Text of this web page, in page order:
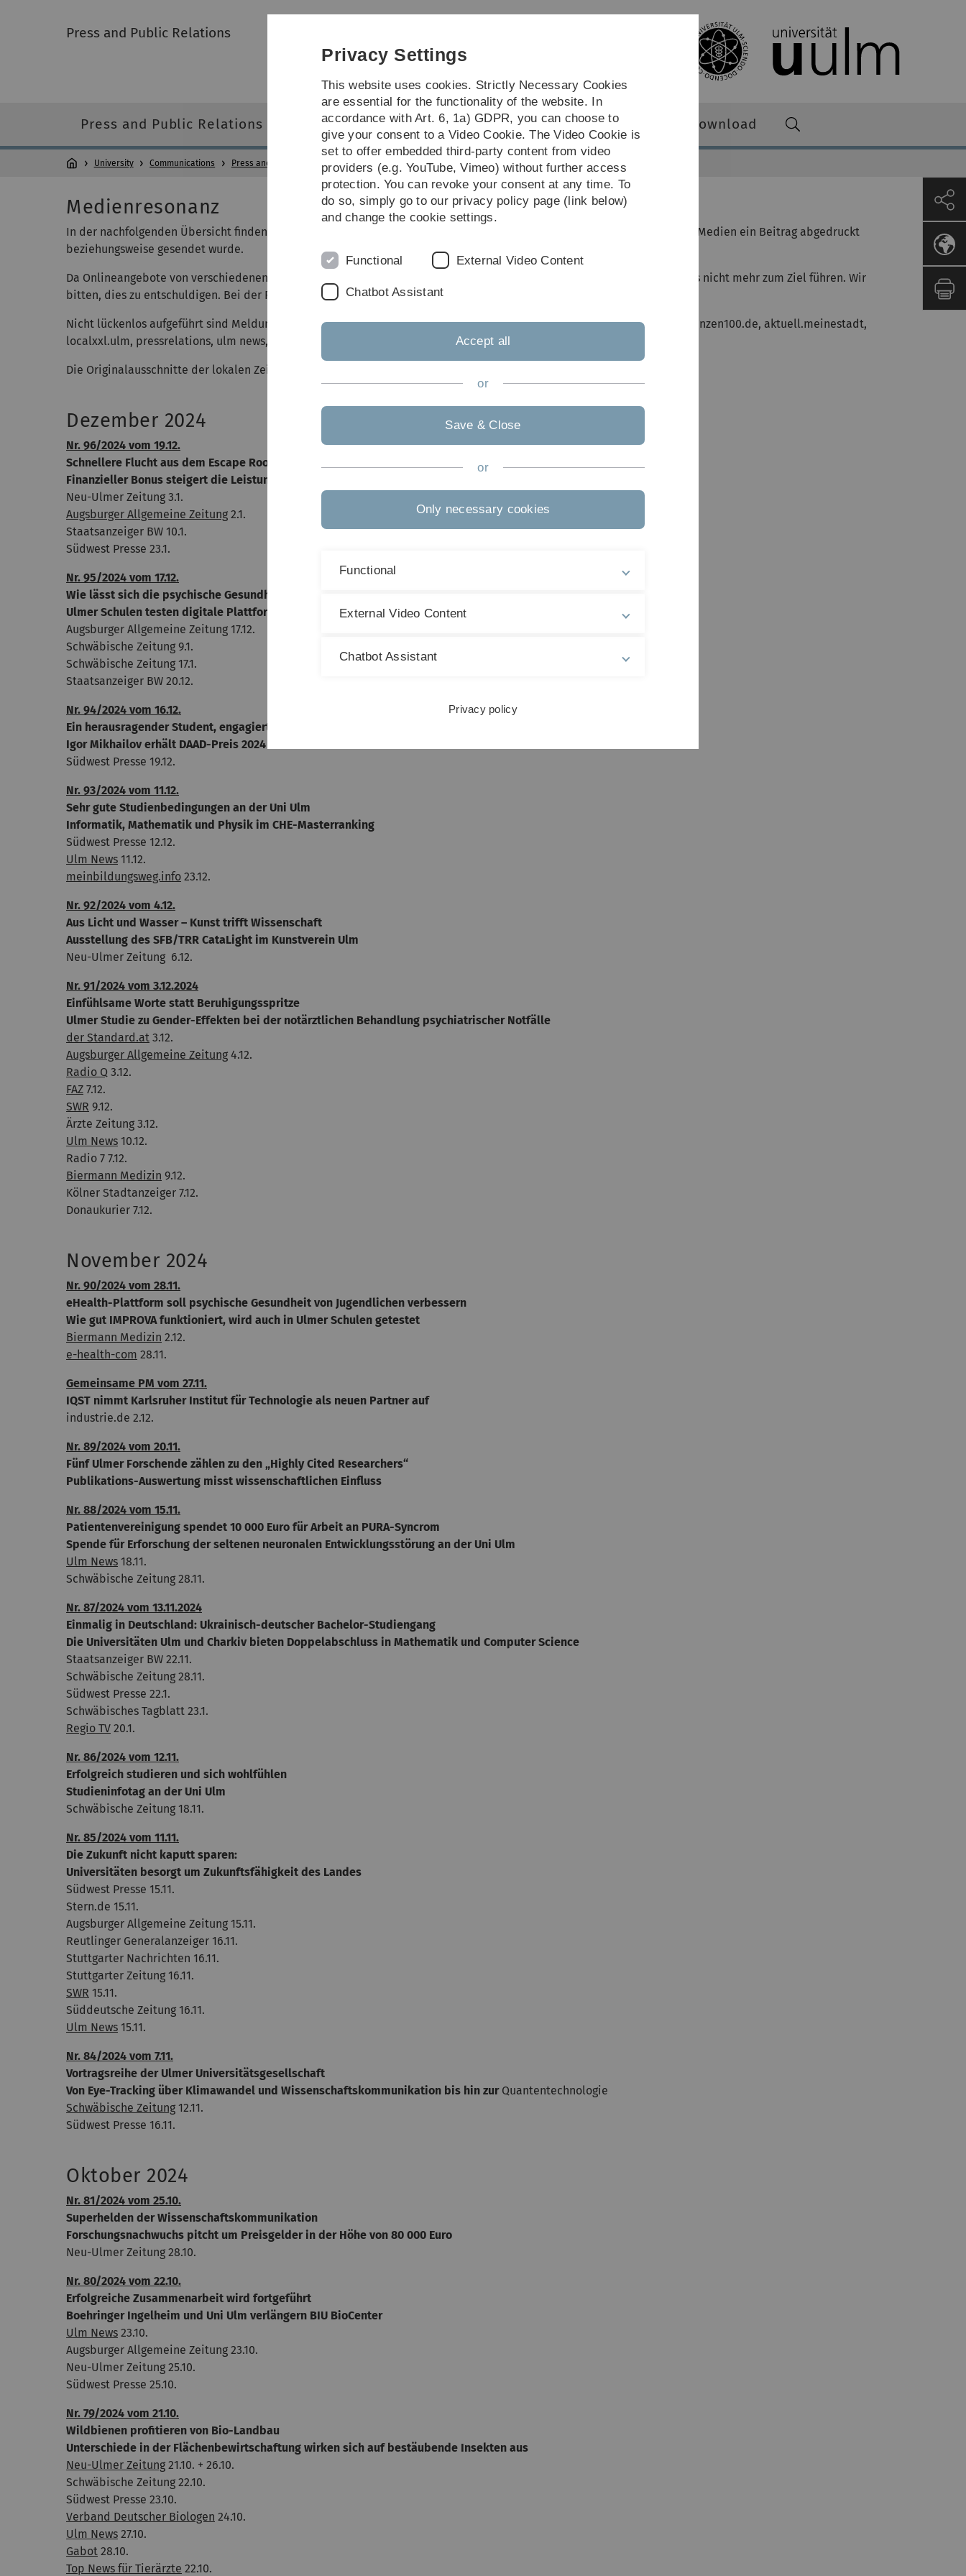
Skip
Skip
Skip
Skip
Press and Public Relations
Press and Public Relations Press Releases University magazine Pictures Download
University Communications Press and Public Relations Press Releases Media resonance (in German only) Medienresonanz 2024
Medienresonanz
In der nachfolgenden Übersicht finden Sie unsere Pressemitteilungen aus dem Jahr 2024 mit einer Auflistung, in welchen Medien ein Beitrag abgedruckt
beziehungsweise gesendet wurde.
Da Onlineangebote von verschiedenen Medien nicht unbeschränkt lange im Netz stehen, kann es sein, dass manche Links nicht mehr zum Ziel führen. Wir
bitten, dies zu entschuldigen. Bei der Fülle der Daten ist eine ständige Pflege der Links leider nicht möglich.
Nicht lückenlos aufgeführt sind Meldungen auf Onlineplattformen wie zum Beispiel pressebox, lifepr, frag-den-spatz, finanzen100.de, aktuell.meinestadt,
localxxl.ulm, pressrelations, ulm news, uniprotokolle und Juraforum usw.
Die Originalausschnitte der lokalen Zeitungen sind in der Pressestelle archiviert und können gerne eingesehen werden.
Dezember 2024
Nr. 96/2024 vom 19.12.
Schnellere Flucht aus dem Escape Room
Finanzieller Bonus steigert die Leistung kreativer Teams
Neu-Ulmer Zeitung 3.1.
Augsburger Allgemeine Zeitung 2.1.
Staatsanzeiger BW 10.1.
Südwest Presse 23.1.
Nr. 95/2024 vom 17.12.
Wie lässt sich die psychische Gesundheit von Jugendlichen verbessern?
Ulmer Schulen testen digitale Plattform in europäischem Modellprojekt
Augsburger Allgemeine Zeitung 17.12.
Schwäbische Zeitung 9.1.
Schwäbische Zeitung 17.1.
Staatsanzeiger BW 20.12.
Nr. 94/2024 vom 16.12.
Ein herausragender Student, engagiert für Demokratie und Hochschulpolitik
Igor Mikhailov erhält DAAD-Preis 2024 der Universität Ulm
Südwest Presse 19.12.
Nr. 93/2024 vom 11.12.
Sehr gute Studienbedingungen an der Uni Ulm
Informatik, Mathematik und Physik im CHE-Masterranking
Südwest Presse 12.12.
Ulm News 11.12.
meinbildungsweg.info 23.12.
Nr. 92/2024 vom 4.12.
Aus Licht und Wasser – Kunst trifft Wissenschaft
Ausstellung des SFB/TRR CataLight im Kunstverein Ulm
Neu-Ulmer Zeitung 6.12.
Nr. 91/2024 vom 3.12.2024
Einfühlsame Worte statt Beruhigungsspritze
Ulmer Studie zu Gender-Effekten bei der notärztlichen Behandlung psychiatrischer Notfälle
der Standard.at 3.12.
Augsburger Allgemeine Zeitung 4.12.
Radio Q 3.12.
FAZ 7.12.
SWR 9.12.
Ärzte Zeitung 3.12.
Ulm News 10.12.
Radio 7 7.12.
Biermann Medizin 9.12.
Kölner Stadtanzeiger 7.12.
Donaukurier 7.12.
November 2024
Nr. 90/2024 vom 28.11.
eHealth-Plattform soll psychische Gesundheit von Jugendlichen verbessern
Wie gut IMPROVA funktioniert, wird auch in Ulmer Schulen getestet
Biermann Medizin 2.12.
e-health-com 28.11.
Gemeinsame PM vom 27.11.
IQST nimmt Karlsruher Institut für Technologie als neuen Partner auf
industrie.de 2.12.
Nr. 89/2024 vom 20.11.
Fünf Ulmer Forschende zählen zu den „Highly Cited Researchers“
Publikations-Auswertung misst wissenschaftlichen Einfluss
Nr. 88/2024 vom 15.11.
Patientenvereinigung spendet 10 000 Euro für Arbeit an PURA-Syncrom
Spende für Erforschung der seltenen neuronalen Entwicklungsstörung an der Uni Ulm
Ulm News 18.11.
Schwäbische Zeitung 28.11.
Nr. 87/2024 vom 13.11.2024
Einmalig in Deutschland: Ukrainisch-deutscher Bachelor-Studiengang
Die Universitäten Ulm und Charkiv bieten Doppelabschluss in Mathematik und Computer Science
Staatsanzeiger BW 22.11.
Schwäbische Zeitung 28.11.
Südwest Presse 22.1.
Schwäbisches Tagblatt 23.1.
Regio TV 20.1.
Nr. 86/2024 vom 12.11.
Erfolgreich studieren und sich wohlfühlen
Studieninfotag an der Uni Ulm
Schwäbische Zeitung 18.11.
Nr. 85/2024 vom 11.11.
Die Zukunft nicht kaputt sparen:
Universitäten besorgt um Zukunftsfähigkeit des Landes
Südwest Presse 15.11.
Stern.de 15.11.
Augsburger Allgemeine Zeitung 15.11.
Reutlinger Generalanzeiger 16.11.
Stuttgarter Nachrichten 16.11.
Stuttgarter Zeitung 16.11.
SWR 15.11.
Süddeutsche Zeitung 16.11.
Ulm News 15.11.
Nr. 84/2024 vom 7.11.
Vortragsreihe der Ulmer Universitätsgesellschaft
Von Eye-Tracking über Klimawandel und Wissenschaftskommunikation bis hin zur Quantentechnologie
Schwäbische Zeitung 12.11.
Südwest Presse 16.11.
Oktober 2024
Nr. 81/2024 vom 25.10.
Superhelden der Wissenschaftskommunikation
Forschungsnachwuchs pitcht um Preisgelder in der Höhe von 80 000 Euro
Neu-Ulmer Zeitung 28.10.
Nr. 80/2024 vom 22.10.
Erfolgreiche Zusammenarbeit wird fortgeführt
Boehringer Ingelheim und Uni Ulm verlängern BIU BioCenter
Ulm News 23.10.
Augsburger Allgemeine Zeitung 23.10.
Neu-Ulmer Zeitung 25.10.
Südwest Presse 25.10.
Nr. 79/2024 vom 21.10.
Wildbienen profitieren von Bio-Landbau
Unterschiede in der Flächenbewirtschaftung wirken sich auf bestäubende Insekten aus
Neu-Ulmer Zeitung 21.10. + 26.10.
Schwäbische Zeitung 22.10.
Südwest Presse 23.10.
Verband Deutscher Biologen 24.10.
Ulm News 27.10.
Gabot 28.10.
Top News für Tierärzte 22.10.
Privacy Settings
This website uses cookies. Strictly Necessary Cookies
are essential for the functionality of the website. In
accordance with Art. 6, 1a) GDPR, you can choose to
give your consent to a Video Cookie. The Video Cookie is
set to offer embedded third-party content from video
providers (e.g. YouTube, Vimeo) without further access
protection. You can revoke your consent at any time. To
do so, simply go to our privacy policy page (link below)
and change the cookie settings.
Functional External Video Content
Chatbot Assistant
Accept all
or
Save & Close
or
Only necessary cookies
Functional
External Video Content
Chatbot Assistant
Privacy policy